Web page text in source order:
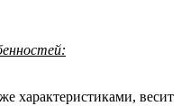
характеристиками, весит